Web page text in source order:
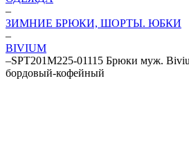
–
ЗИМНИЕ БРЮКИ, ШОРТЫ. ЮБКИ
–
BIVIUM
–SPT201M225-01115 Брюки муж.
бордовый-кофейный